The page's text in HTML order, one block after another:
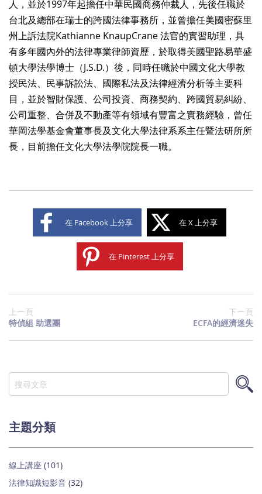
人，並於1997年起擔任中華民國商務仲裁人，先後任職於
台北及總部在瑞士的跨國法律事務所，並曾擔任美國密蘇里
州上訴法院Kathianne KnaupCrane 法官的實習助理，具
有多年國內外的法律專業律師資歷，於取得美國聖路易華盛
頓大學法學博士（J.S.D.）後，同時任職於中國文化大學教
授民法、民事訴訟法、國際私法及法律經濟分析等主要科
目，並於智財保護、公司投資、商務契約、跨國貿易糾紛、
公司重整、合併及不動產等有領域有豐富之實務經驗，曾任
華岡法學基金會董事長及文化大學法律系系主任暨法研所所
長，目前擔任文化大學法學院院長一職。
在 Facebook 上分享 在 X 上分享
在 Pinterest 上分享
上一頁
特偵組 助選團
下一頁
ECFA的經濟迷失
搜
尋
主題分類
線上講座 (101)
法律知識短影音 (32)